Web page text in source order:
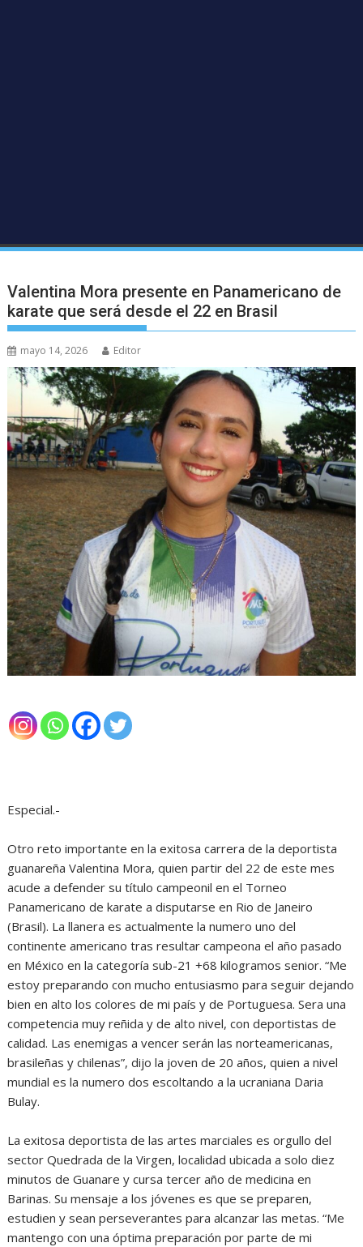
Valentina Mora presente en Panamericano de
karate que será desde el 22 en Brasil
mayo 14, 2026 Editor
Especial.-
Otro reto importante en la exitosa carrera de la deportista
guanareña Valentina Mora, quien partir del 22 de este mes
acude a defender su título campeonil en el Torneo
Panamericano de karate a disputarse en Rio de Janeiro
(Brasil). La llanera es actualmente la numero uno del
continente americano tras resultar campeona el año pasado
en México en la categoría sub-21 +68 kilogramos senior. “Me
estoy preparando con mucho entusiasmo para seguir dejando
bien en alto los colores de mi país y de Portuguesa. Sera una
competencia muy reñida y de alto nivel, con deportistas de
calidad. Las enemigas a vencer serán las norteamericanas,
brasileñas y chilenas”, dijo la joven de 20 años, quien a nivel
mundial es la numero dos escoltando a la ucraniana Daria
Bulay.
La exitosa deportista de las artes marciales es orgullo del
sector Quedrada de la Virgen, localidad ubicada a solo diez
minutos de Guanare y cursa tercer año de medicina en
Barinas. Su mensaje a los jóvenes es que se preparen,
estudien y sean perseverantes para alcanzar las metas. “Me
mantengo con una óptima preparación por parte de mi